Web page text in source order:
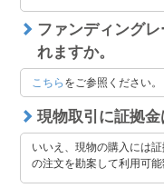
ファンディング
れますか。
こちらをご参照ください。
現物取引に証拠金
いいえ、現物の購入には
の注文を勘案して利用可能